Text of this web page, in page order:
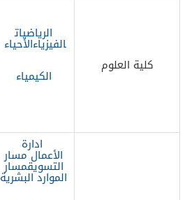
كلية العلوم
الرياضيات
الفيزياءالأحياء
الكيمياء
ادارة
الأعمالمسار
التسويقمسار
الموارد البشرية